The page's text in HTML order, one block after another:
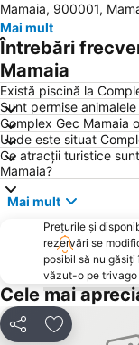
Epava
Casa de Cultură
Centru
Obelisc Costinești
Plaja Jupiter
Gara Mangalia
Tomis Nord
Portul Turistic Callatis
Portul Constanța
Faleză Sud
Piața Ovidiu
Luna Parc
Coiciu
Mamaia, 900001,
Mai mult
Întrebări
Mamaia
Există piscină la
Sunt permise
Complex Gec Mamaia
Unde este situat
Ce atracții turistice
Mamaia?
Mai mult
Prețurile și
rezervări se
posibil să nu
văzut-o pe
Cele mai
DistribuițiAdăugaţi la